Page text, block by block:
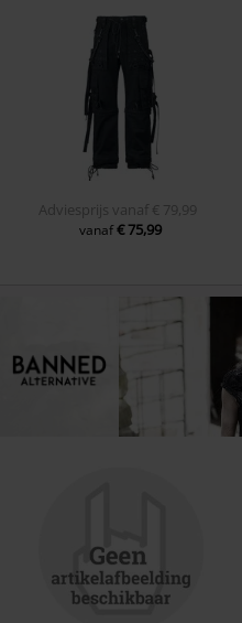
Adviesprijs vanaf € 79,99
vanaf€ 75,99